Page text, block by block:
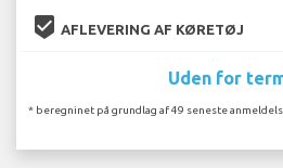
beenhere AFLEVERING AF KØRETØJ
Uden for
* beregninet på grundlag af 49 seneste